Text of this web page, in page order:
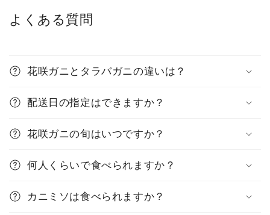
よくある質問
花咲ガニとタラバガニの違いは？
配送日の指定はできますか？
花咲ガニの旬はいつですか？
何人くらいで食べられますか？
カニミソは食べられますか？